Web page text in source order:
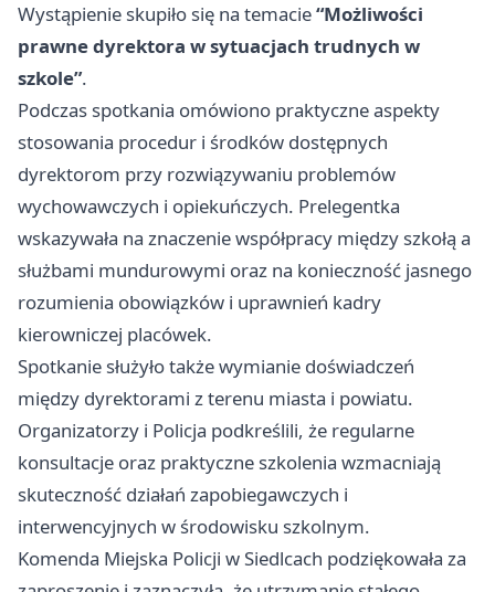
Wystąpienie skupiło się na temacie“Możliwości
prawne dyrektora w sytuacjach trudnych w
szkole”.
Podczas spotkania omówiono praktyczne aspekty
stosowania procedur i środków dostępnych
dyrektorom przy rozwiązywaniu problemów
wychowawczych i opiekuńczych. Prelegentka
wskazywała na znaczenie współpracy między szkołą a
służbami mundurowymi oraz na konieczność jasnego
rozumienia obowiązków i uprawnień kadry
kierowniczej placówek.
Spotkanie służyło także wymianie doświadczeń
między dyrektorami z terenu miasta i powiatu.
Organizatorzy i Policja podkreślili, że regularne
konsultacje oraz praktyczne szkolenia wzmacniają
skuteczność działań zapobiegawczych i
interwencyjnych w środowisku szkolnym.
Komenda Miejska Policji w Siedlcach podziękowała za